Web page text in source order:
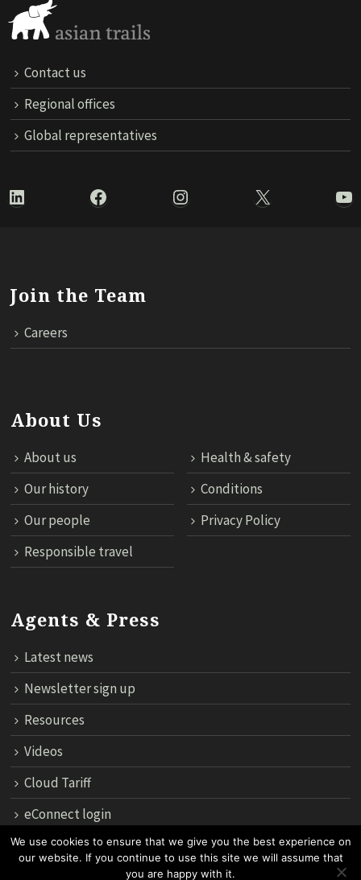
Contact us
Regional offices
Global representatives
LinkedIn Facebook Instagram X
Join the Team
Careers
About Us
About us
Health & safety
Our history
Conditions
Our people
Privacy Policy
Responsible travel
Agents & Press
Latest news
Newsletter sign up
Resources
Videos
Cloud Tariff
eConnect login
12th Floor, 183 Regent House, Rajdamri Road Lumpini,
We use cookies to ensure that we give you the best experience on
our website. If you continue to use this site we will assume that
you are happy with it.